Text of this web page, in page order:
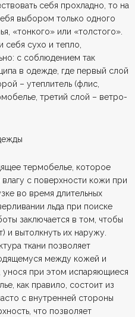
себя прохладно, то на
выбором только одного
«тонкого» или «толстого».
себя сухо и тепло,
с соблюдением так
в одежде, где первый слой
– утеплитель (флис,
третий слой – ветро-
термобелье, которое
с поверхности кожи при
во время длительных
льда при поиске
заключается в том, чтобы
и вытолкнуть их наружу.
ткани позволяет
между кожей и
унося при этом испаряющиеся
как правило, состоит из
с внутренней стороны
что позволяет